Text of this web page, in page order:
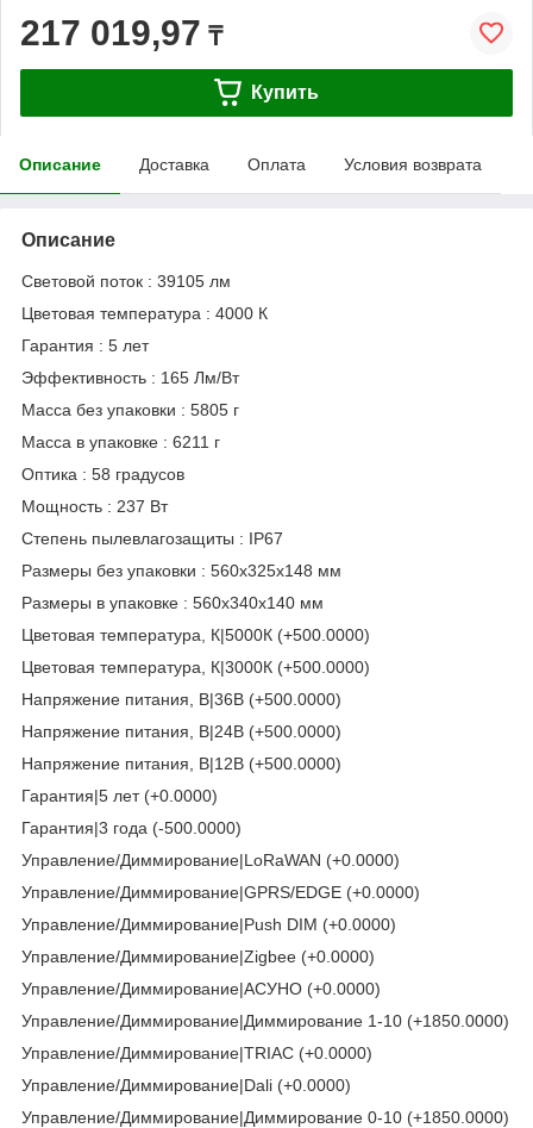
217 019,97 ₸
Купить
Описание Доставка Оплата Условия возврата
Описание
Световой поток : 39105 лм
Цветовая температура : 4000 К
Гарантия : 5 лет
Эффективность : 165 Лм/Вт
Масса без упаковки : 5805 г
Масса в упаковке : 6211 г
Оптика : 58 градусов
Мощность : 237 Вт
Степень пылевлагозащиты : IP67
Размеры без упаковки : 560x325x148 мм
Размеры в упаковке : 560x340x140 мм
Цветовая температура, К|5000К (+500.0000)
Цветовая температура, К|3000К (+500.0000)
Напряжение питания, В|36В (+500.0000)
Напряжение питания, В|24В (+500.0000)
Напряжение питания, В|12В (+500.0000)
Гарантия|5 лет (+0.0000)
Гарантия|3 года (-500.0000)
Управление/Диммирование|LoRaWAN (+0.0000)
Управление/Диммирование|GPRS/EDGE (+0.0000)
Управление/Диммирование|Push DIM (+0.0000)
Управление/Диммирование|Zigbee (+0.0000)
Управление/Диммирование|АСУНО (+0.0000)
Управление/Диммирование|Диммирование 1-10 (+1850.0000)
Управление/Диммирование|TRIAC (+0.0000)
Управление/Диммирование|Dali (+0.0000)
Управление/Диммирование|Диммирование 0-10 (+1850.0000)